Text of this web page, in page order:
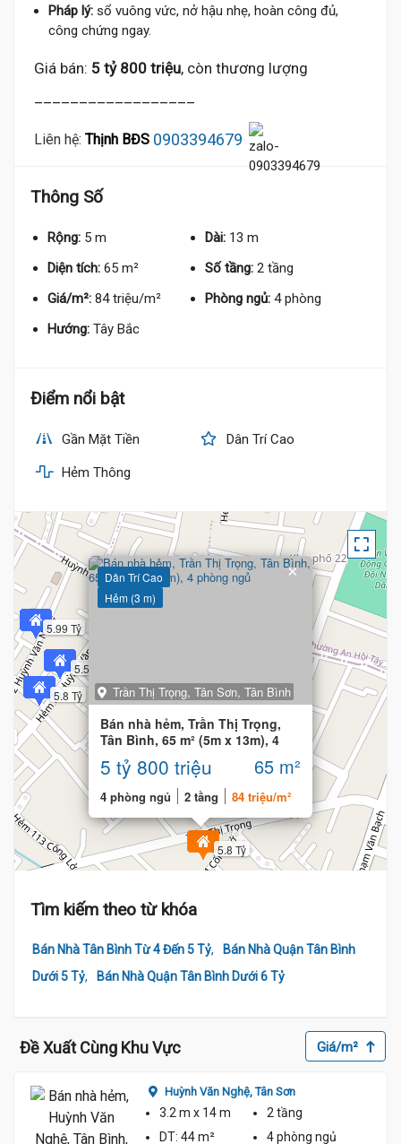
Pháp lý: sổ vuông vức, nở hậu nhẹ, hoàn công đủ,
công chứng ngay.
Giá bán: 5 tỷ 800 triệu, còn thương lượng
Liên hệ: Thịnh BĐS 0903394679
Thông Số
Rộng: 5 m Dài: 13 m
Diện tích: 65 m² Số tầng: 2 tầng
Giá/m²: 84 triệu/m² Phòng ngủ: 4 phòng
Hướng: Tây Bắc
Điểm nổi bật
Gần Mặt Tiền Dân Trí Cao
Hẻm Thông
5.8 Tỷ
5.8 Tỷ
5.99 Tỷ
5.5 Tỷ
Dân Trí Cao
Hẻm (3 m)
Trần Thị Trọng, Tân Sơn, Tân Bình
Bán nhà hẻm, Trần Thị Trọng,
Tân Bình, 65 m² (5m x 13m), 4
phòng ngủ
5 tỷ 800 triệu 65 m²
4 phòng ngủ 2 tầng 84 triệu/m²
×
Tìm kiếm theo từ khóa
Bán Nhà Tân Bình Từ 4 Đến 5 Tỷ,
Bán Nhà Quận Tân Bình
Dưới 5 Tỷ, Bán Nhà Quận Tân Bình Dưới 6 Tỷ
Đề Xuất Cùng Khu Vực Giá/m²
Huỳnh Văn Nghệ,Tân Sơn
3.2 m x 14 m
2 tầng
DT: 44 m² 4 phòng ngủ